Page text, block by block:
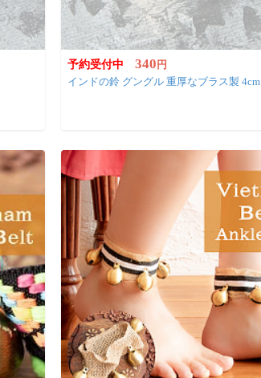
予約受付中 340円
インドの鈴 グングル 重厚なブラス製 4cm